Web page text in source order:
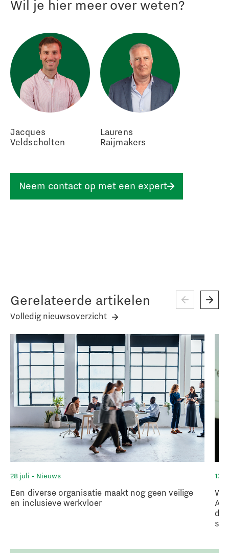
Wil je hier meer over weten?
Jacques
Veldscholten
Laurens
Raijmakers
Neem contact op met een expert
Gerelateerde artikelen
Volledig nieuwsoverzicht
28 juli - Nieuws
Een diverse organisatie maakt nog geen veilige
en inclusieve werkvloer
13